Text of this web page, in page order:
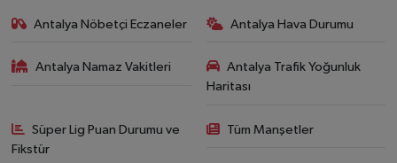
Antalya Nöbetçi Eczaneler Antalya Hava Durumu
Antalya Namaz Vakitleri
Antalya Trafik Yoğunluk
Haritası
Süper Lig Puan Durumu ve
Fikstür
Tüm Manşetler